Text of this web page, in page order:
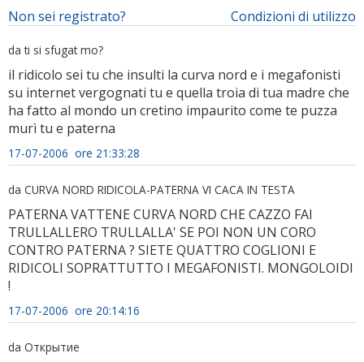
Condizioni di utilizzo
Non sei registrato?
da ti si sfugat mo?
il ridicolo sei tu che insulti la curva nord e i megafonisti
su internet vergognati tu e quella troia di tua madre che
ha fatto al mondo un cretino impaurito come te puzza
murì tu e paterna
17-07-2006 ore 21:33:28
da CURVA NORD RIDICOLA-PATERNA VI CACA IN TESTA
PATERNA VATTENE CURVA NORD CHE CAZZO FAI
TRULLALLERO TRULLALLA' SE POI NON UN CORO
CONTRO PATERNA ? SIETE QUATTRO COGLIONI E
RIDICOLI SOPRATTUTTO I MEGAFONISTI. MONGOLOIDI
!
17-07-2006 ore 20:14:16
da Oткрытие